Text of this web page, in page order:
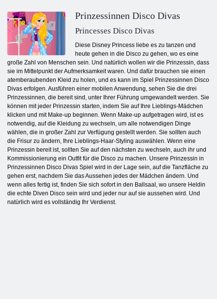
Prinzessinnen Disco Divas
Princesses Disco Divas
Diese Disney Princess liebe es zu tanzen und
heute gehen in die Disco zu gehen, wo es eine
große Zahl von Menschen sein. Und natürlich wollen wir die Prinzessin, dass
sie im Mittelpunkt der Aufmerksamkeit waren. Und dafür brauchen sie einen
atemberaubenden Kleid zu holen, und es kann im Spiel Prinzessinnen Disco
Divas erfolgen. Ausführen einer mobilen Anwendung, sehen Sie die drei
Prinzessinnen, die bereit sind, unter Ihrer Führung umgewandelt werden. Sie
können mit jeder Prinzessin starten, indem Sie auf Ihre Lieblings-Mädchen
klicken und mit Make-up beginnen. Wenn Make-up aufgetragen wird, ist es
notwendig, auf die Kleidung zu wechseln, um alle notwendigen Dinge
wählen, die in großer Zahl zur Verfügung gestellt werden. Sie sollten auch
die Frisur zu ändern, Ihre Lieblings-Haar-Styling auswählen. Wenn eine
Prinzessin bereit ist, sollten Sie auf den nächsten zu wechseln, auch ihr und
Kommissionierung ein Outfit für die Disco zu machen. Unsere Prinzessin in
Prinzessinnen Disco Divas Spiel wird in der Lage sein, auf die Tanzfläche zu
gehen erst, nachdem Sie das Aussehen jedes der Mädchen ändern. Und
wenn alles fertig ist, finden Sie sich sofort in den Ballsaal, wo unsere Heldin
die echte Diven Disco sein wird und jeder nur auf sie aussehen wird. Und
natürlich wird es vollständig Ihr Verdienst.